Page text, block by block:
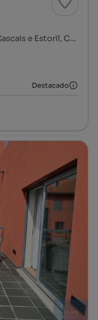
Rua das Palmeiras, Quinta da Marinha, Cascais e Estoril, Cascais, Lisboa
Destacado